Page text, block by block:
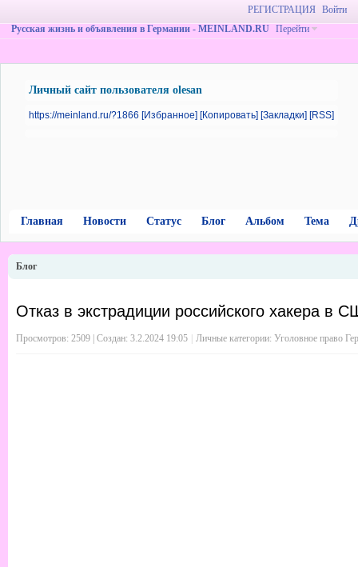
РЕГИСТРАЦИЯ Войти
Русская жизнь и объявления в Германии - MEINLAND.RU Перейти
Личный сайт пользователя olesan
https://meinland.ru/?1866 [Избранное] [Копировать] [Закладки] [RSS]
Главная Новости Статус Блог Альбом Тема
Блог
Отказ в экстрадиции российского хакера в
Просмотров: 2509 | Создан: 3.2.2024 19:05 Личные категории: Уголовное право